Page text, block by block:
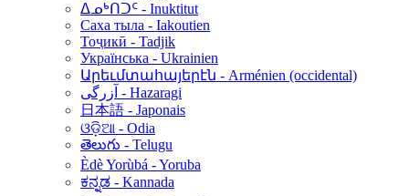
ᐃᓄᒃᑎᑐᑦ - Inuktitut
Саха тыла - Iakoutien
Тоҷикӣ - Tadjik
Українська - Ukrainien
Արեւմտահայերէն - Arménien (occidental)
آزرگی - Hazaragi
日本語 - Japonais
ଓଡ଼ିଆ - Odia
తెలుగు - Telugu
Èdè Yorùbá - Yoruba
ಕನ್ನಡ - Kannada